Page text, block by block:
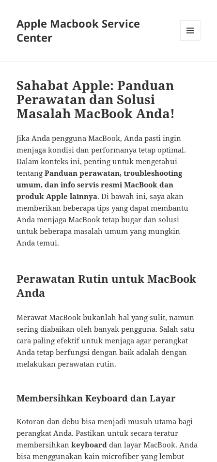
Apple Macbook Service
Center
Sahabat Apple: Panduan
Perawatan dan Solusi
Masalah MacBook Anda!
Jika Anda pengguna MacBook, Anda pasti ingin
menjaga kondisi dan performanya tetap optimal.
Dalam konteks ini, penting untuk mengetahui
tentangPanduan perawatan, troubleshooting
umum, dan info servis resmi MacBook dan
produk Apple lainnya. Di bawah ini, saya akan
memberikan beberapa tips yang dapat membantu
Anda menjaga MacBook tetap bugar dan solusi
untuk beberapa masalah umum yang mungkin
Anda temui.
Perawatan Rutin untuk MacBook
Anda
Merawat MacBook bukanlah hal yang sulit, namun
sering diabaikan oleh banyak pengguna. Salah satu
cara paling efektif untuk menjaga agar perangkat
Anda tetap berfungsi dengan baik adalah dengan
melakukan perawatan rutin.
Membersihkan Keyboard dan Layar
Kotoran dan debu bisa menjadi musuh utama bagi
perangkat Anda. Pastikan untuk secara teratur
membersihkankeyboard dan layar MacBook. Anda
bisa menggunakan kain microfiber yang lembut